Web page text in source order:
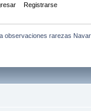
Registrarse
observaciones rarezas